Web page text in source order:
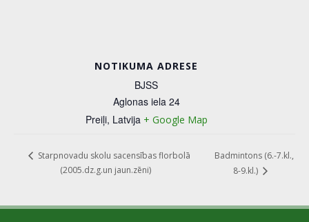
NOTIKUMA ADRESE
BJSS
Aglonas iela 24
Preiļi, Latvija + Google Map
Starpnovadu skolu sacensības florbolā
(2005.dz.g.un jaun.zēni)
Badmintons (6.-7.kl.,
8-9.kl.)